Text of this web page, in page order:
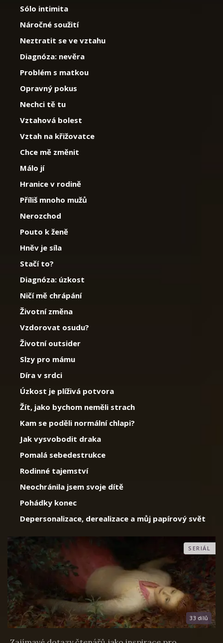
Sólo intimita
Náročné soužití
Neztratit se ve vztahu
Diagnóza: nevěra
Problém s matkou
Opravný pokus
Nechci tě tu
Vztahová bolest
Vztah na křižovatce
Chce mě změnit
Málo jí
Hranice v rodině
Příliš mnoho mužů
Nerozchod
Pouto k ženě
Hněv je síla
Stačí to?
Diagnóza: úzkost
Ničí mě chrápání
Životní změna
Vzdorovat osudu?
Životní outsider
Slzy pro mámu
Díra v srdci
Úzkost je plíživá potvora
Žít, jako bychom neměli strach
Kam se poděli normální chlapi?
Jak vysvobodit draka
Pomalá sebedestrukce
Rodinné tajemství
Neochránila jsem svoje dítě
Pohádky konec
Depersonalizace, derealizace a můj papírový svět
SERIÁL
33 dílů